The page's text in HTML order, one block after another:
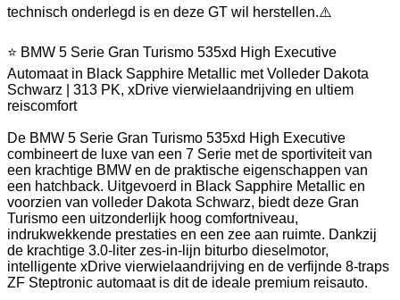
technisch onderlegd is en deze GT wil herstellen.⚠️
⭐ BMW 5 Serie Gran Turismo 535xd High Executive
Automaat in Black Sapphire Metallic met Volleder Dakota
Schwarz | 313 PK, xDrive vierwielaandrijving en ultiem
reiscomfort
De BMW 5 Serie Gran Turismo 535xd High Executive
combineert de luxe van een 7 Serie met de sportiviteit van
een krachtige BMW en de praktische eigenschappen van
een hatchback. Uitgevoerd in Black Sapphire Metallic en
voorzien van volleder Dakota Schwarz, biedt deze Gran
Turismo een uitzonderlijk hoog comfortniveau,
indrukwekkende prestaties en een zee aan ruimte. Dankzij
de krachtige 3.0-liter zes-in-lijn biturbo dieselmotor,
intelligente xDrive vierwielaandrijving en de verfijnde 8-traps
ZF Steptronic automaat is dit de ideale premium reisauto.